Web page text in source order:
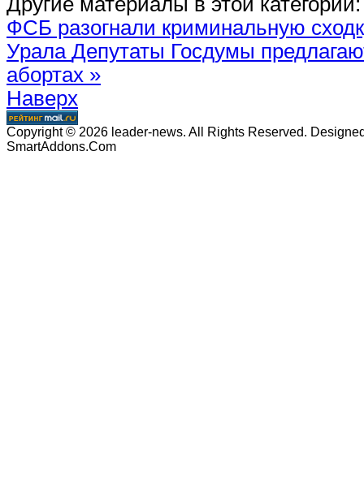
ФСБ разогнали криминальную
Урала Депутаты Госдумы
абортах »
Наверх
Copyright © 2026 leader-news. All Rights Reserved.
SmartAddons.Com